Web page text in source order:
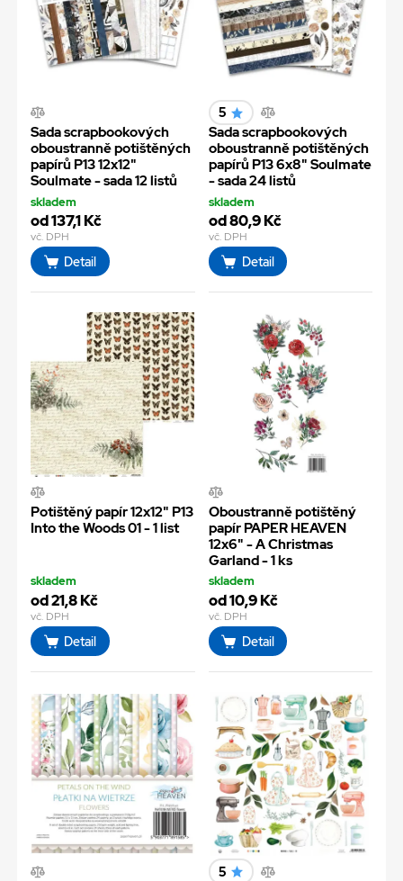
Sada scrapbookových
oboustranně potištěných
papírů P13 12x12"
Soulmate - sada 12 listů
skladem
od 137,1 Kč
vč. DPH
Detail
5
Sada scrapbookových
oboustranně potištěných
papírů P13 6x8" Soulmate
- sada 24 listů
skladem
od 80,9 Kč
vč. DPH
Detail
Potištěný papír 12x12" P13
Into the Woods 01 - 1 list
skladem
od 21,8 Kč
vč. DPH
Detail
Oboustranně potištěný
papír PAPER HEAVEN
12x6" - A Christmas
Garland - 1 ks
skladem
od 10,9 Kč
vč. DPH
Detail
5